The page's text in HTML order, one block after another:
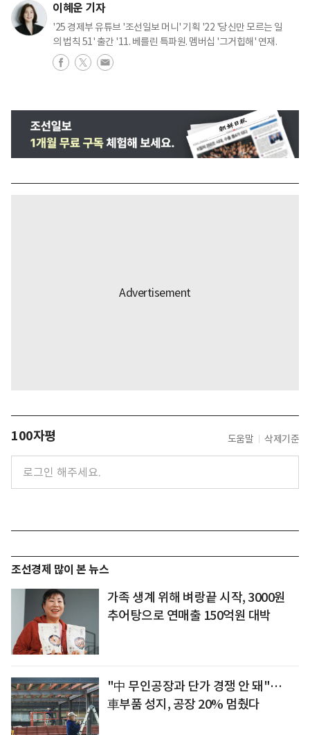
이혜운 기자
'25 경제부 유튜브 '조선일보 머니' 기획 '22 '당신만 모르는 일
의 법칙 51' 출간 '11. 베를린 특파원. 멤버십 '그거힙해' 연재.
100자평 도움말 삭제기준
조선경제 많이 본 뉴스
가족 생계 위해 벼랑끝 시작, 3000원
추어탕으로 연매출 150억원 대박
"中 무인공장과 단가 경쟁 안 돼"…
車부품 성지, 공장 20% 멈췄다